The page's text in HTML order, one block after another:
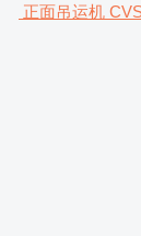
正面吊运机